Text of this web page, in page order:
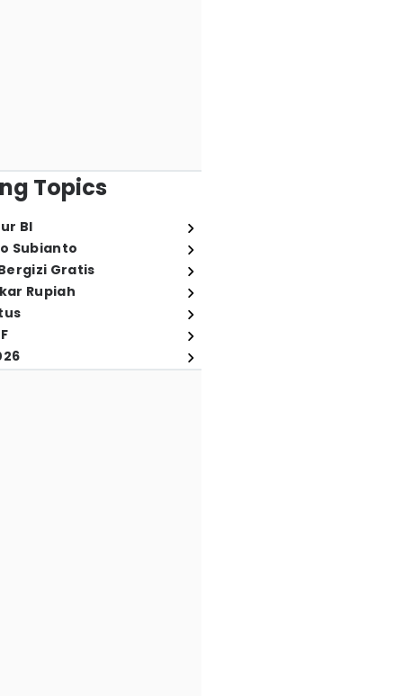
Topics
BI
Subianto
Gratis
Rupiah